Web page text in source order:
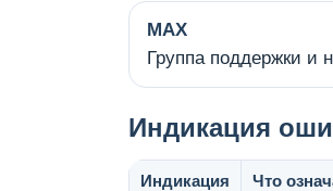
MAX
Группа поддержки и
Индикация
Индикация Что